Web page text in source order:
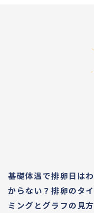
基礎体温で排卵日はわ
からない？排卵のタイ
ミングとグラフの見方